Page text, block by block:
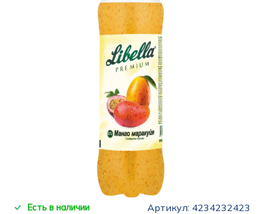
Есть в наличии Артикул: 4234232423